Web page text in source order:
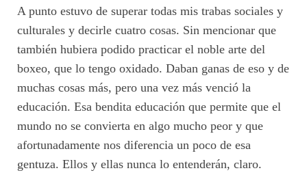
A punto estuvo de superar todas mis trabas sociales y
culturales y decirle cuatro cosas. Sin mencionar que
también hubiera podido practicar el noble arte del
boxeo, que lo tengo oxidado. Daban ganas de eso y de
muchas cosas más, pero una vez más venció la
educación. Esa bendita educación que permite que el
mundo no se convierta en algo mucho peor y que
afortunadamente nos diferencia un poco de esa
gentuza. Ellos y ellas nunca lo entenderán, claro.